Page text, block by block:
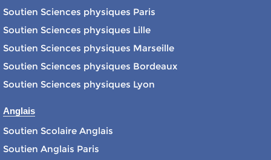
Soutien Sciences physiques Paris
Soutien Sciences physiques Lille
Soutien Sciences physiques Marseille
Soutien Sciences physiques Bordeaux
Soutien Sciences physiques Lyon
Anglais
Soutien Scolaire Anglais
Soutien Anglais Paris